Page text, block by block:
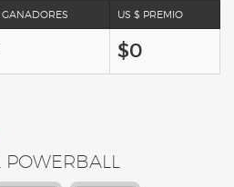
US $ PREMIO
$0
POWERBALL